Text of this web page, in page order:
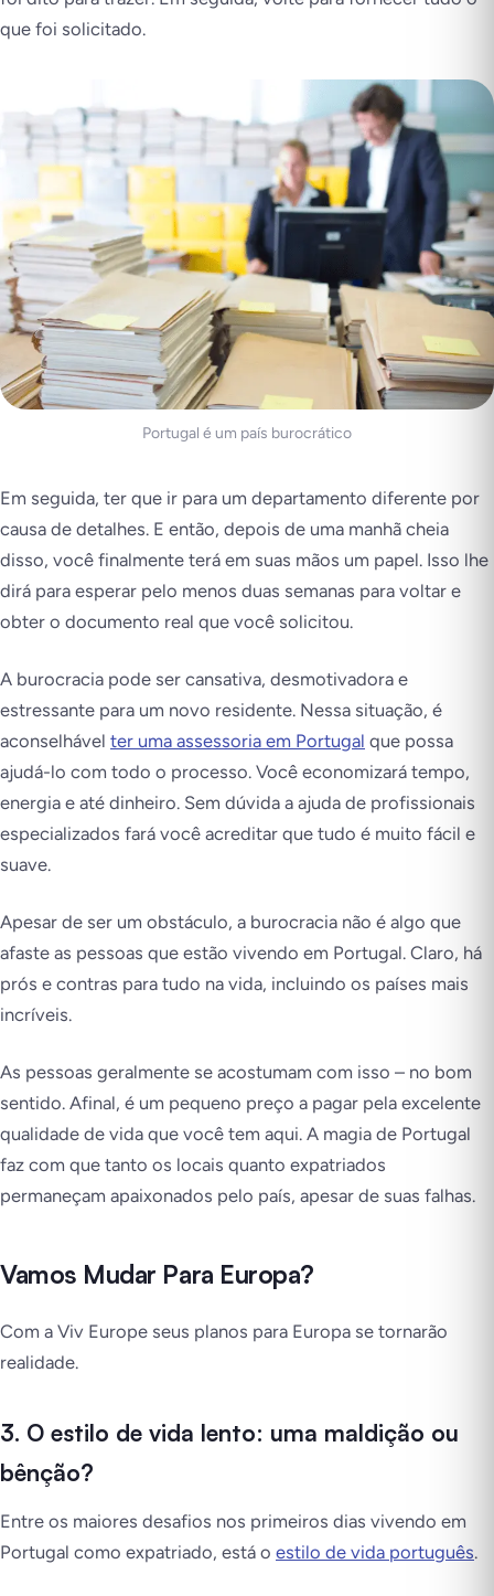
que foi solicitado.
Portugal é um país burocrático
Em seguida, ter que ir para um departamento diferente por
causa de detalhes. E então, depois de uma manhã cheia
disso, você finalmente terá em suas mãos um papel. Isso lhe
dirá para esperar pelo menos duas semanas para voltar e
obter o documento real que você solicitou.
A burocracia pode ser cansativa, desmotivadora e
estressante para um novo residente. Nessa situação, é
aconselhável ter uma assessoria em Portugal que possa
ajudá-lo com todo o processo. Você economizará tempo,
energia e até dinheiro. Sem dúvida a ajuda de profissionais
especializados fará você acreditar que tudo é muito fácil e
suave.
Apesar de ser um obstáculo, a burocracia não é algo que
afaste as pessoas que estão vivendo em Portugal. Claro, há
prós e contras para tudo na vida, incluindo os países mais
incríveis.
As pessoas geralmente se acostumam com isso – no bom
sentido. Afinal, é um pequeno preço a pagar pela excelente
qualidade de vida que você tem aqui. A magia de Portugal
faz com que tanto os locais quanto expatriados
permaneçam apaixonados pelo país, apesar de suas falhas.
Vamos Mudar Para Europa?
Com a Viv Europe seus planos para Europa se tornarão
realidade.
3. O estilo de vida lento: uma maldição ou
bênção?
Entre os maiores desafios nos primeiros dias vivendo em
Portugal como expatriado, está o estilo de vida português.